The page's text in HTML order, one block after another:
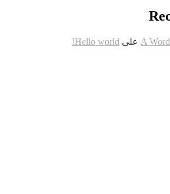
A على Hello world!